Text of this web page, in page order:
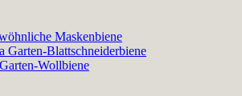
Maskenbiene
Garten-Blattschneiderbiene
Garten-Wollbiene